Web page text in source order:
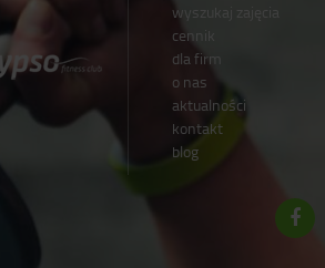
wyszukaj zajęcia
cennik
dla firm
o nas
aktualności
kontakt
blog